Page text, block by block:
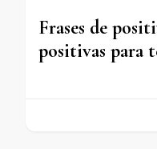
Frases de
positivas para